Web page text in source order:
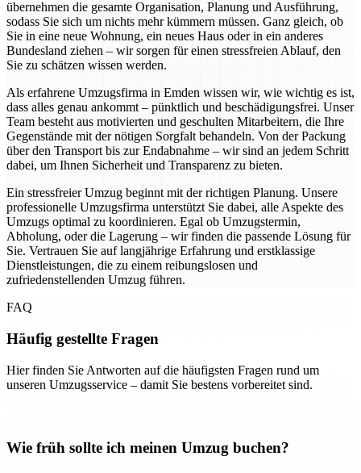
übernehmen die gesamte Organisation, Planung und Ausführung,
sodass Sie sich um nichts mehr kümmern müssen. Ganz gleich, ob
Sie in eine neue Wohnung, ein neues Haus oder in ein anderes
Bundesland ziehen – wir sorgen für einen stressfreien Ablauf, den
Sie zu schätzen wissen werden.
Als erfahrene Umzugsfirma in Emden wissen wir, wie wichtig es ist,
dass alles genau ankommt – pünktlich und beschädigungsfrei. Unser
Team besteht aus motivierten und geschulten Mitarbeitern, die Ihre
Gegenstände mit der nötigen Sorgfalt behandeln. Von der Packung
über den Transport bis zur Endabnahme – wir sind an jedem Schritt
dabei, um Ihnen Sicherheit und Transparenz zu bieten.
Ein stressfreier Umzug beginnt mit der richtigen Planung. Unsere
professionelle Umzugsfirma unterstützt Sie dabei, alle Aspekte des
Umzugs optimal zu koordinieren. Egal ob Umzugstermin,
Abholung, oder die Lagerung – wir finden die passende Lösung für
Sie. Vertrauen Sie auf langjährige Erfahrung und erstklassige
Dienstleistungen, die zu einem reibungslosen und
zufriedenstellenden Umzug führen.
FAQ
Häufig gestellte Fragen
Hier finden Sie Antworten auf die häufigsten Fragen rund um
unseren Umzugsservice – damit Sie bestens vorbereitet sind.
Wie früh sollte ich meinen Umzug buchen?